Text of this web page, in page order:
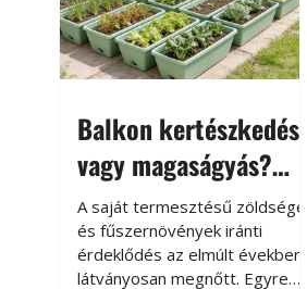
Balkon kertészkedés
vagy magaságyás?
Helytakarékos
kertészkedés
A saját termesztésű zöldségek
és fűszernövények iránti
érdeklődés az elmúlt években
látványosan megnőtt. Egyre